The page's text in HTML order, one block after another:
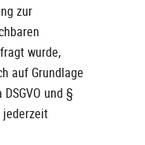
zur
wurde,
auf Grundlage
und §
jederzeit